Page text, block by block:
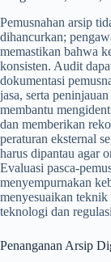
Pemusnahan arsip
dihancurkan;
memastikan bahwa
konsisten. Audit
dokumentasi
jasa, serta
membantu
dan memberikan
peraturan eksternal
harus dipantau agar
Evaluasi pasca-
menyempurnakan
menyesuaikan teknik
teknologi dan
Penanganan Arsip